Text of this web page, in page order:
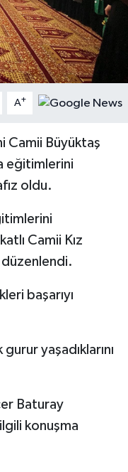
A+
Camii Büyüktaş
eğitimlerini
oldu.
Camii Kız
başarıyı
yaşadıklarını
Baturay
konuşma